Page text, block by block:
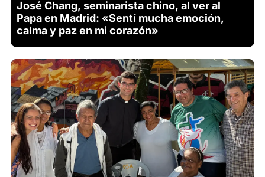
José Chang, seminarista chino, al ver al
Papa en Madrid: «Sentí mucha emoción,
calma y paz en mi corazón»